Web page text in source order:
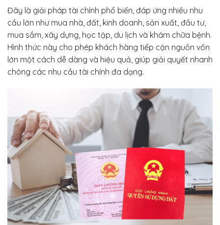
Đây là giải pháp tài chính phổ biến, đáp ứng nhiều nhu
cầu lớn như mua nhà, đất, kinh doanh, sản xuất, đầu tư,
mua sắm, xây dựng, học tập, du lịch và khám chữa bệnh.
Hình thức này cho phép khách hàng tiếp cận nguồn vốn
lớn một cách dễ dàng và hiệu quả, giúp giải quyết nhanh
chóng các nhu cầu tài chính đa dạng.